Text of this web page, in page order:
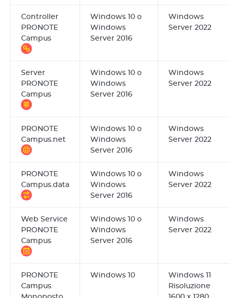
Controller
PRONOTE
Campus
Windows 10 o
Windows
Server 2016
Windows
Server 2022
Server
PRONOTE
Campus
Windows 10 o
Windows
Server 2016
Windows
Server 2022
PRONOTE
Campus.net
Windows 10 o
Windows
Server 2016
Windows
Server 2022
PRONOTE
Campus.data
Windows 10 o
Windows
Server 2016
Windows
Server 2022
Web Service
PRONOTE
Campus
Windows 10 o
Windows
Server 2016
Windows
Server 2022
PRONOTE
Campus
Windows 10
Windows 11
Risoluzione